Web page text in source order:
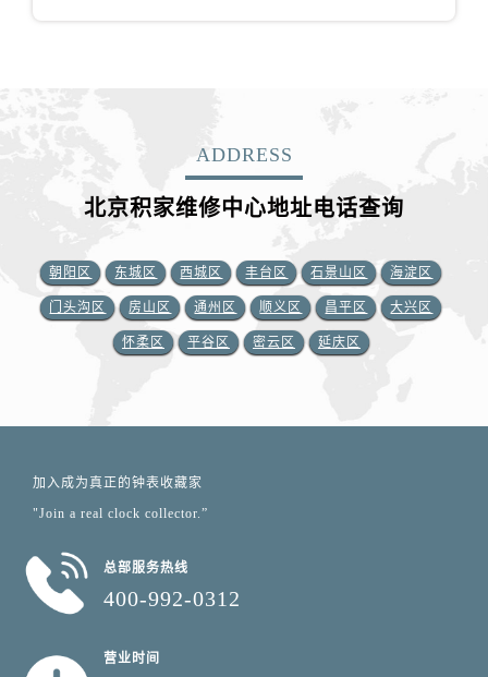
ADDRESS
北京积家维修中心地址电话查询
朝阳区 东城区 西城区 丰台区 石景山区 海淀区
门头沟区 房山区 通州区 顺义区 昌平区 大兴区
怀柔区 平谷区 密云区 延庆区
加入成为真正的钟表收藏家
"Join a real clock collector.”
总部服务热线
400-992-0312
营业时间